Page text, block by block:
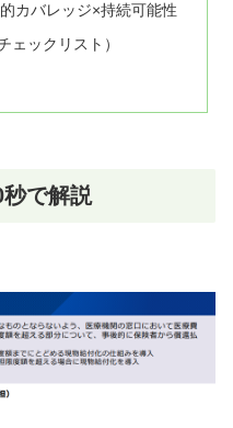
カバレッジ×持続可能性
ェックリスト）
で解説